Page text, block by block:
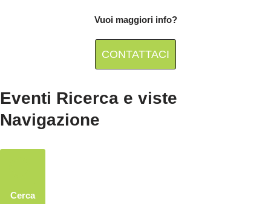
Vuoi maggiori info?
CONTATTACI
Eventi Ricerca e viste
Navigazione
Cerca